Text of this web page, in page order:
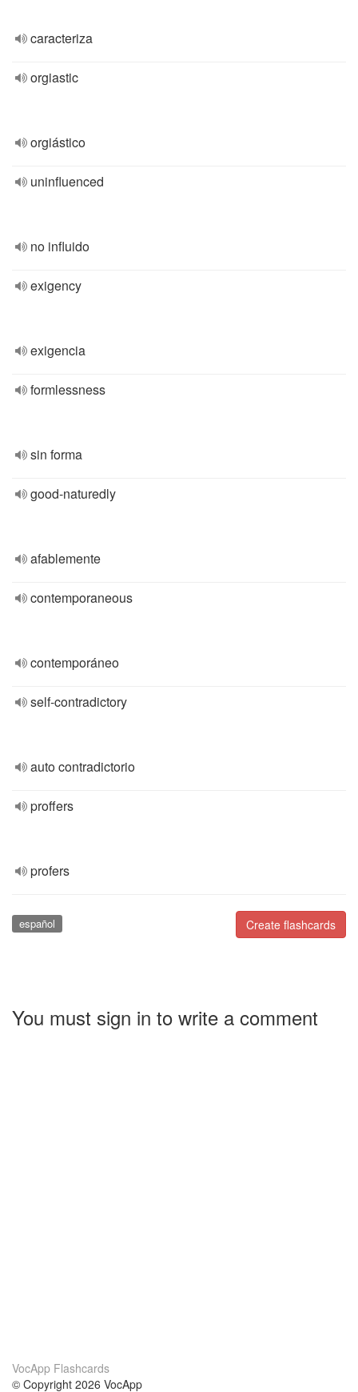
caracteriza
orgiastic
orgiástico
uninfluenced
no influido
exigency
exigencia
formlessness
sin forma
good-naturedly
afablemente
contemporaneous
contemporáneo
self-contradictory
auto contradictorio
proffers
profers
Create flashcards
español
You must sign in to write a comment
VocApp Flashcards
© Copyright 2026 VocApp